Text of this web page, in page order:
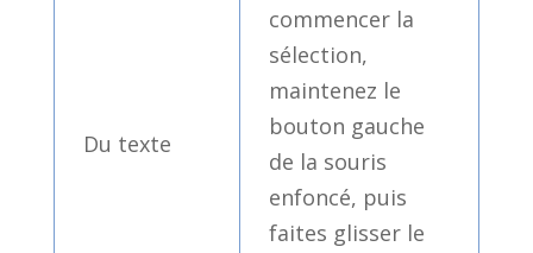
Du texte
commencer la
sélection,
maintenez le
bouton gauche
de la souris
enfoncé, puis
faites glisser le